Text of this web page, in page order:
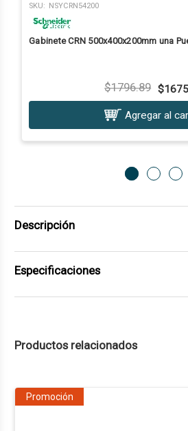
SKU: NSYCRN54200
Gabinete CRN 500x400x200mm una
$1796.89
Agregar al
Descripción
Especificaciones
Productos relacionados
Promoción